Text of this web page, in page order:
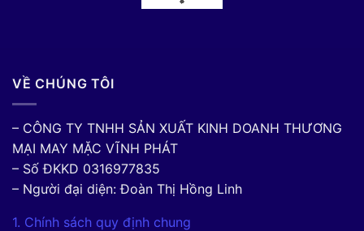
VỀ CHÚNG TÔI
– CÔNG TY TNHH SẢN XUẤT KINH DOANH THƯƠNG
MẠI MAY MẶC VĨNH PHÁT
– Số ĐKKD 0316977835
– Người đại diện: Đoàn Thị Hồng Linh
1. Chính sách quy định chung